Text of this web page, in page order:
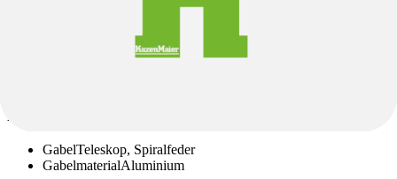
GabelTeleskop, Spiralfeder
GabelmaterialAluminium